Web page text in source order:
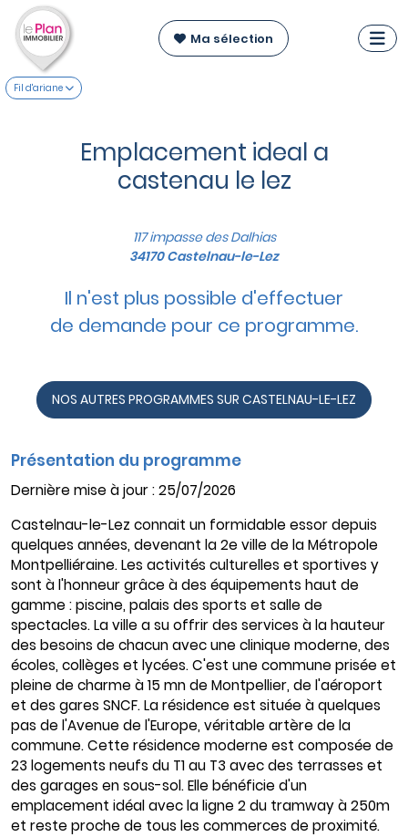
Ma sélection
Fil d'ariane
Emplacement ideal a
castenau le lez
117 impasse des Dalhias
34170 Castelnau-le-Lez
Il n'est plus possible d'effectuer
de demande pour ce programme.
NOS AUTRES PROGRAMMES SUR CASTELNAU-LE-LEZ
Présentation du programme
Dernière mise à jour : 25/07/2026
Castelnau-le-Lez connait un formidable essor depuis
quelques années, devenant la 2e ville de la Métropole
Montpelliéraine. Les activités culturelles et sportives y
sont à l'honneur grâce à des équipements haut de
gamme : piscine, palais des sports et salle de
spectacles. La ville a su offrir des services à la hauteur
des besoins de chacun avec une clinique moderne, des
écoles, collèges et lycées. C'est une commune prisée et
pleine de charme à 15 mn de Montpellier, de l'aéroport
et des gares SNCF. La résidence est située à quelques
pas de l'Avenue de l'Europe, véritable artère de la
commune. Cette résidence moderne est composée de
23 logements neufs du T1 au T3 avec des terrasses et
des garages en sous-sol. Elle bénéficie d'un
emplacement idéal avec la ligne 2 du tramway à 250m
et reste proche de tous les commerces de proximité.